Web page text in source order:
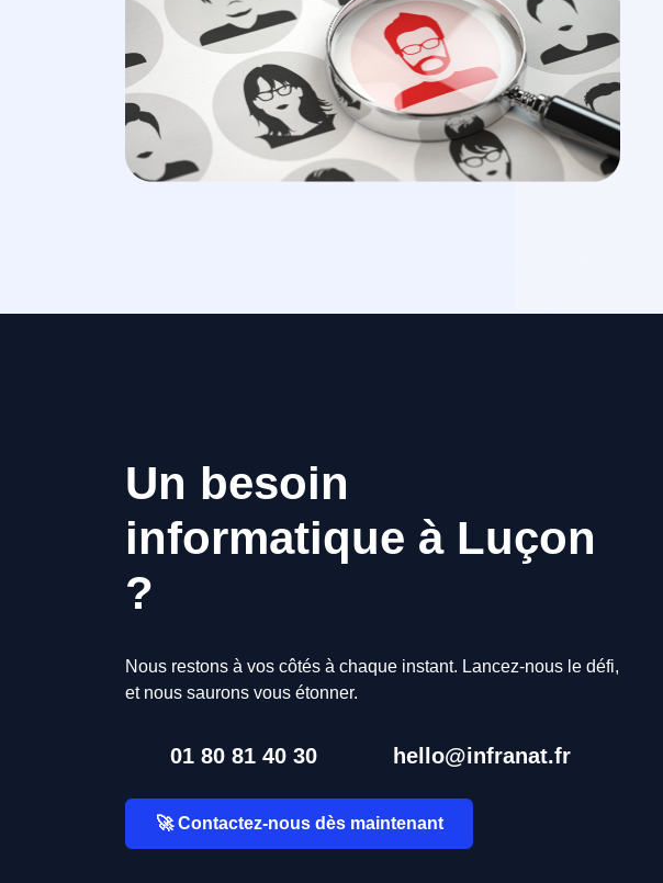
Un besoin
informatique à Luçon
?
Nous restons à vos côtés à chaque instant. Lancez-nous le défi,
et nous saurons vous étonner.
01 80 81 40 30 hello@infranat.fr
🚀 Contactez-nous dès maintenant